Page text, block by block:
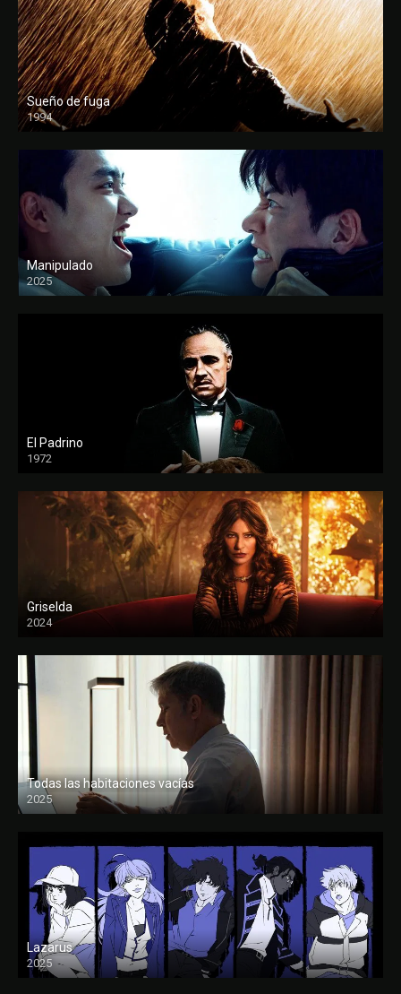
Sueño de fuga
1994
FULL HD
Manipulado
2025
El Padrino
1972
FULL HD
Griselda
2024
Todas las habitaciones vacías
2025
FULL HD
Lazarus
2025